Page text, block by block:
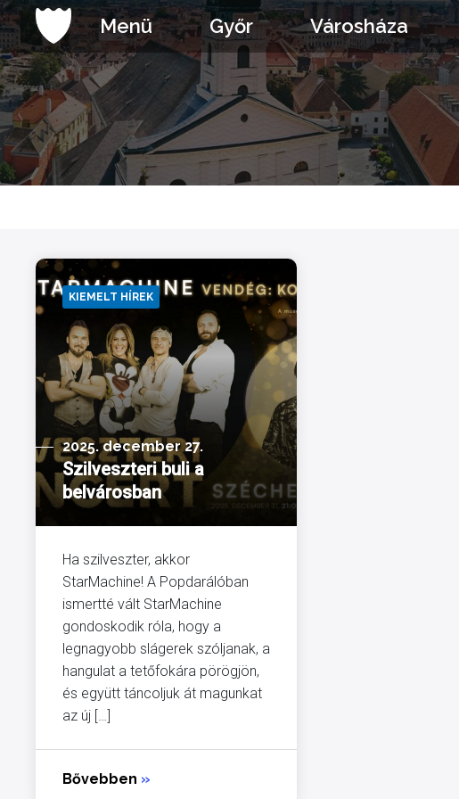
Ugrás
a
tartalomhoz
Menü Győr Városháza
KIEMELT HÍREK
2025. december 27.
Szilveszteri buli a
belvárosban
Ha szilveszter, akkor
StarMachine! A Popdarálóban
ismertté vált StarMachine
gondoskodik róla, hogy a
legnagyobb slágerek szóljanak, a
hangulat a tetőfokára pörögjön,
és együtt táncoljuk át magunkat
az új […]
Bővebben »